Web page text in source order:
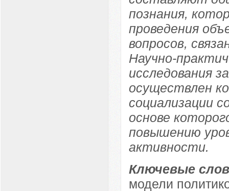
познания,
проведения
вопросов,
Научно-
исследования
осуществлен
социализации
основе
повышению
активности.
Ключевые
модели